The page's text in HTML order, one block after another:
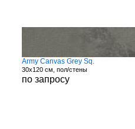
Army Canvas Grey Sq.
30x120 см, пол/стены
по запросу